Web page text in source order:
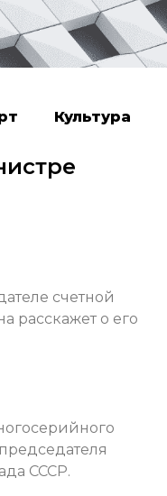
Культура
счетной
расскажет о его
СССР.